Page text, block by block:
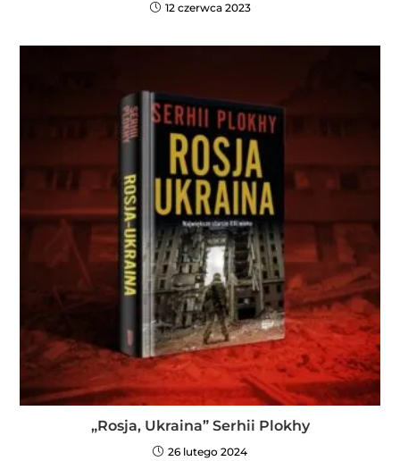
12 czerwca 2023
„Rosja, Ukraina” Serhii Plokhy
26 lutego 2024